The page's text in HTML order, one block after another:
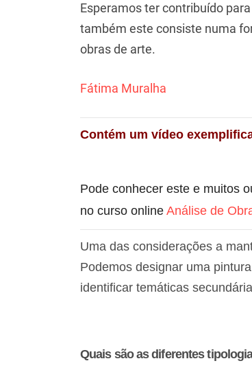
Esperamos ter contribuído
também este consiste numa
obras de arte.
Fátima Muralha
Contém um vídeo
Pode conhecer este e muitos
no curso online Análise de
Uma das considerações a
Podemos designar uma
identificar temáticas
Quais são as diferentes